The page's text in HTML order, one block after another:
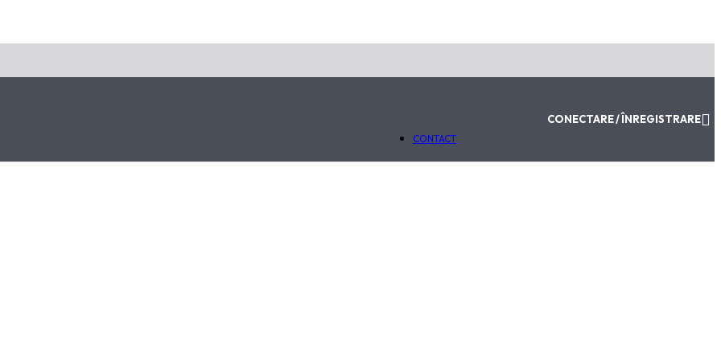
Politica de
CONTACT
CONECTARE / ÎNREGISTRARE 0,00